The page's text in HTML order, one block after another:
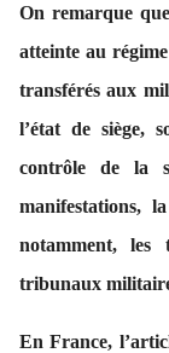
On remarque
atteinte au
transférés aux
l’état de siège,
contrôle de la
manifestations,
notamment, les
tribunaux
En France,